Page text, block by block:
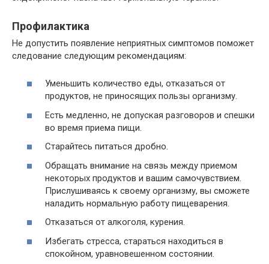
Профилактика
Не допустить появление неприятных симптомов поможет
следование следующим рекомендациям:
Уменьшить количество еды, отказаться от
продуктов, не приносящих пользы организму.
Есть медленно, не допуская разговоров и спешки
во время приема пищи.
Старайтесь питаться дробно.
Обращать внимание на связь между приемом
некоторых продуктов и вашим самочувствием.
Прислушиваясь к своему организму, вы сможете
наладить нормальную работу пищеварения.
Отказаться от алкоголя, курения.
Избегать стресса, стараться находиться в
спокойном, уравновешенном состоянии.